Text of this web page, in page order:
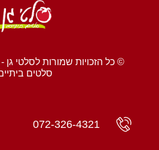
© כל הזכויות שמורות לסלטי גן
סלטים
072-326-4321